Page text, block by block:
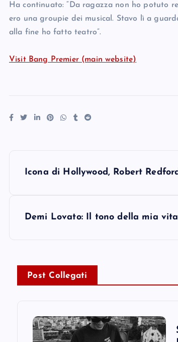
Ha continuato: “Da ragazza non ho potuto
ero una groupie dei musical. Stavo lì a
alla fine ho fatto teatro”.
Visit Bang Premier (main website)
Icona di Hollywood, Robert
Demi Lovato: Il tono della mia
Post Collegati